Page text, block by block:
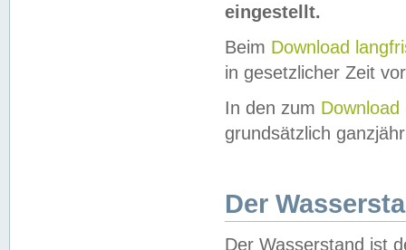
eingestellt.
Beim Download
in gesetzlicher Zeit
In den zum Download
grundsätzlich
Der
Der Wasserstand ist